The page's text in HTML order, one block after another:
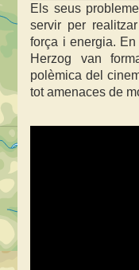
Els seus
servir per
força i energia.
Herzog van
polèmica del
tot amenaces de